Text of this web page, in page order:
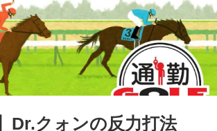
Dr.クォンの反力打法